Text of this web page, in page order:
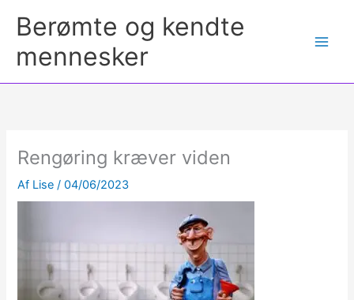
Berømte og kendte
mennesker
Rengøring kræver viden
Af Lise/04/06/2023